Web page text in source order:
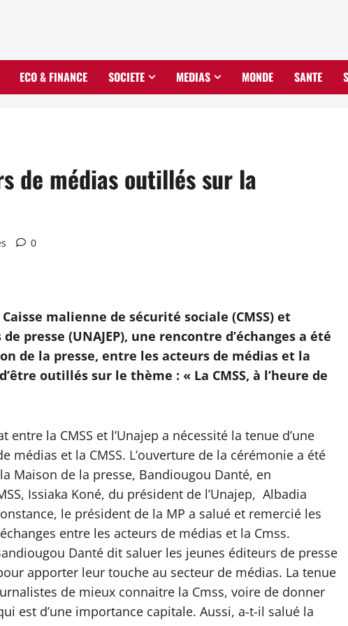
ECO & FINANCE SOCIETE MEDIAS MONDE SANTE
de médias outillés sur la
0
malienne de sécurité sociale (CMSS) et
presse (UNAJEP), une rencontre d’échanges a été
de la presse, entre les acteurs de médias et la
outillés sur le thème : « La CMSS, à l’heure de
la CMSS et l’Unajep a nécessité la tenue d’une
médias et la CMSS. L’ouverture de la cérémonie a été
Maison de la presse, Bandiougou Danté, en
Issiaka Koné, du président de l’Unajep, Albadia
le président de la MP a salué et remercié les
entre les acteurs de médias et la Cmss.
Danté dit saluer les jeunes éditeurs de presse
apporter leur touche au secteur de médias. La tenue
de mieux connaitre la Cmss, voire de donner
est d’une importance capitale. Aussi, a-t-il salué la